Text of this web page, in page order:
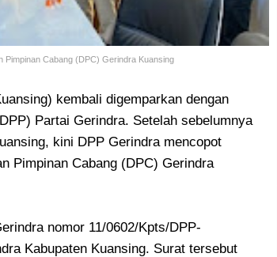
Pimpinan Cabang (DPC) Gerindra Kuansing
kembali digemparkan dengan
Partai Gerindra. Setelah sebelumnya
kini DPP Gerindra mencopot
Pimpinan Cabang (DPC) Gerindra
nomor 11/0602/Kpts/DPP-
Kabupaten Kuansing. Surat tersebut